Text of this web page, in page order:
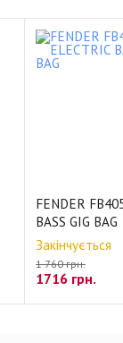
FENDER
BASS GIG BAG
Закінчується
1 760 грн.
1716 грн.